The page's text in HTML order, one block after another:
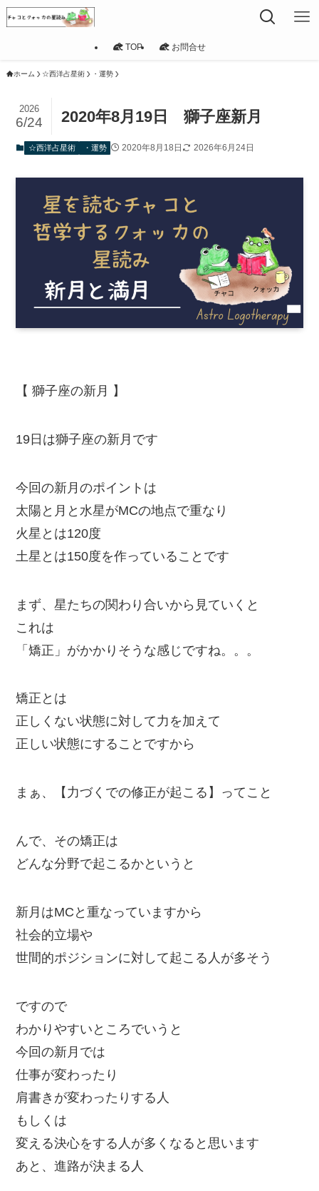
TOP お問合せ
ホーム ☆西洋占星術 ・運勢
2020年8月19日 獅子座新月
2026
6/24
☆西洋占星術 ・運勢 2020年8月18日 2026年6月24日
【 獅子座の新月 】
19日は獅子座の新月です
今回の新月のポイントは
太陽と月と水星がMCの地点で重なり
火星とは120度
土星とは150度を作っていることです
まず、星たちの関わり合いから見ていくと
これは
「矯正」がかかりそうな感じですね。。。
矯正とは
正しくない状態に対して力を加えて
正しい状態にすることですから
まぁ、【力づくでの修正が起こる】ってこと
んで、その矯正は
どんな分野で起こるかというと
新月はMCと重なっていますから
社会的立場や
世間的ポジションに対して起こる人が多そう
ですので
わかりやすいところでいうと
今回の新月では
仕事が変わったり
肩書きが変わったりする人
もしくは
変える決心をする人が多くなると思います
あと、進路が決まる人